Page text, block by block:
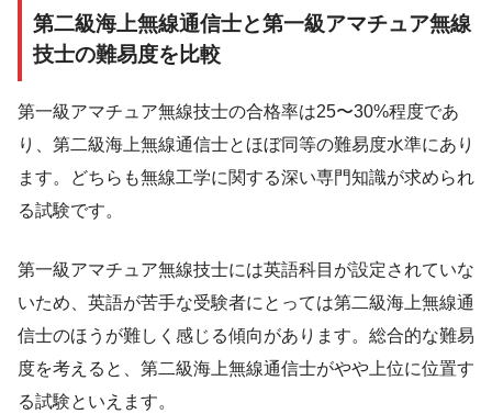
第二級海上無線通信士と第一級アマチュア無線
技士の難易度を比較
第一級アマチュア無線技士の合格率は25〜30%程度であ
り、第二級海上無線通信士とほぼ同等の難易度水準にあり
ます。どちらも無線工学に関する深い専門知識が求められ
る試験です。
第一級アマチュア無線技士には英語科目が設定されていな
いため、英語が苦手な受験者にとっては第二級海上無線通
信士のほうが難しく感じる傾向があります。総合的な難易
度を考えると、第二級海上無線通信士がやや上位に位置す
る試験といえます。